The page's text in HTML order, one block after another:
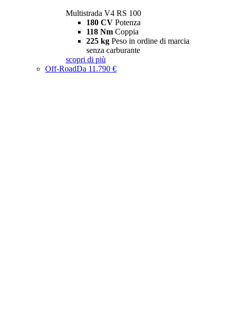
Multistrada V4 RS 100
180 CV Potenza
118 Nm Coppia
225 kg Peso in ordine di marcia
senza carburante
scopri di più
Off-RoadDa 11.790 €